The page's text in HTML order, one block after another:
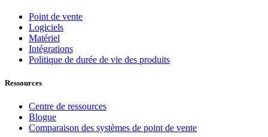
Point de vente
Logiciels
Matériel
Intégrations
Politique de durée de vie des produits
Ressources
Centre de ressources
Blogue
Comparaison des systèmes de point de vente